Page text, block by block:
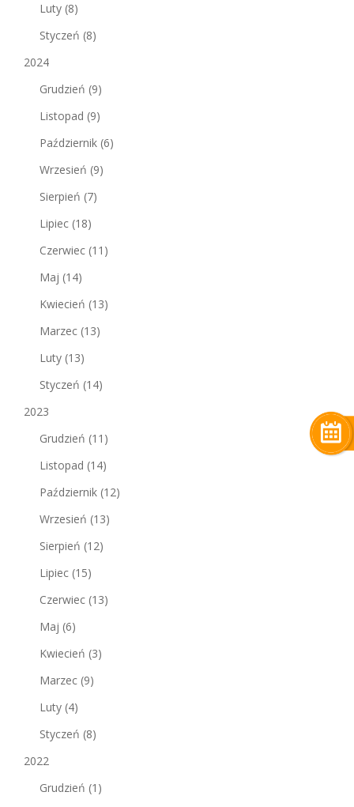
Luty (8)
Styczeń (8)
2024
Grudzień (9)
Listopad (9)
Październik (6)
Wrzesień (9)
Sierpień (7)
Lipiec (18)
Czerwiec (11)
Maj (14)
Kwiecień (13)
Marzec (13)
Luty (13)
Styczeń (14)
2023
Grudzień (11)
Listopad (14)
Październik (12)
Wrzesień (13)
Sierpień (12)
Lipiec (15)
Czerwiec (13)
Maj (6)
Kwiecień (3)
Marzec (9)
Luty (4)
Styczeń (8)
2022
Grudzień (1)